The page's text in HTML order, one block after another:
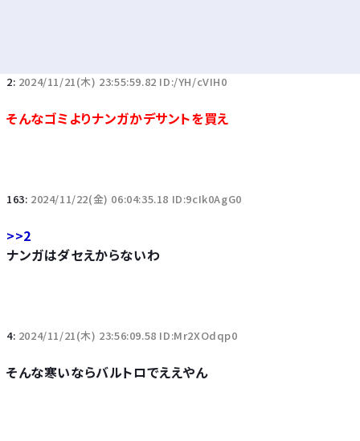
2: 2024/11/21(木) 23:55:59.82 ID:/YH/cVIH0
そんなゴミよりナンガかデサントを買え
163: 2024/11/22(金) 06:04:35.18 ID:9cIk0AgG0
>>2
ナンガはダセえからないわ
4: 2024/11/21(木) 23:56:09.58 ID:Mr2XOdqp0
そんな寒いならバルトロでええやん